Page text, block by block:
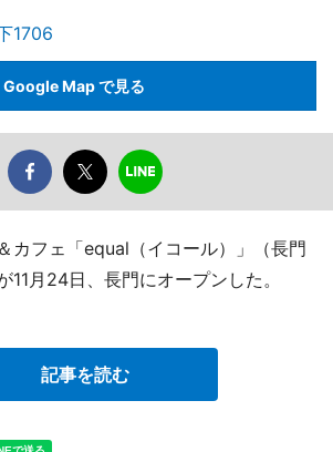
1706
Google Map で見る
カフェ「equal（イコール）」（長門
11月24日、長門にオープンした。
記事を読む